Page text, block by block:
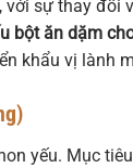
sự thay đổi
bột ăn dặm
khẩu vị lành
yếu. Mục